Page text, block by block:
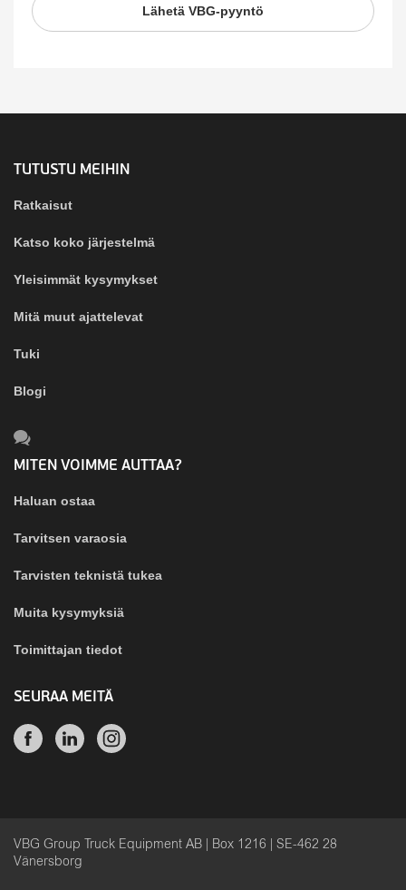
TUTUSTU MEIHIN
Ratkaisut
Katso koko järjestelmä
Yleisimmät kysymykset
Mitä muut ajattelevat
Tuki
Blogi
MITEN VOIMME AUTTAA?
Haluan ostaa
Tarvitsen varaosia
Tarvisten teknistä tukea
Muita kysymyksiä
Toimittajan tiedot
SEURAA MEITÄ
VBG Group Truck Equipment AB | Box 1216 | SE-462 28
Vänersborg